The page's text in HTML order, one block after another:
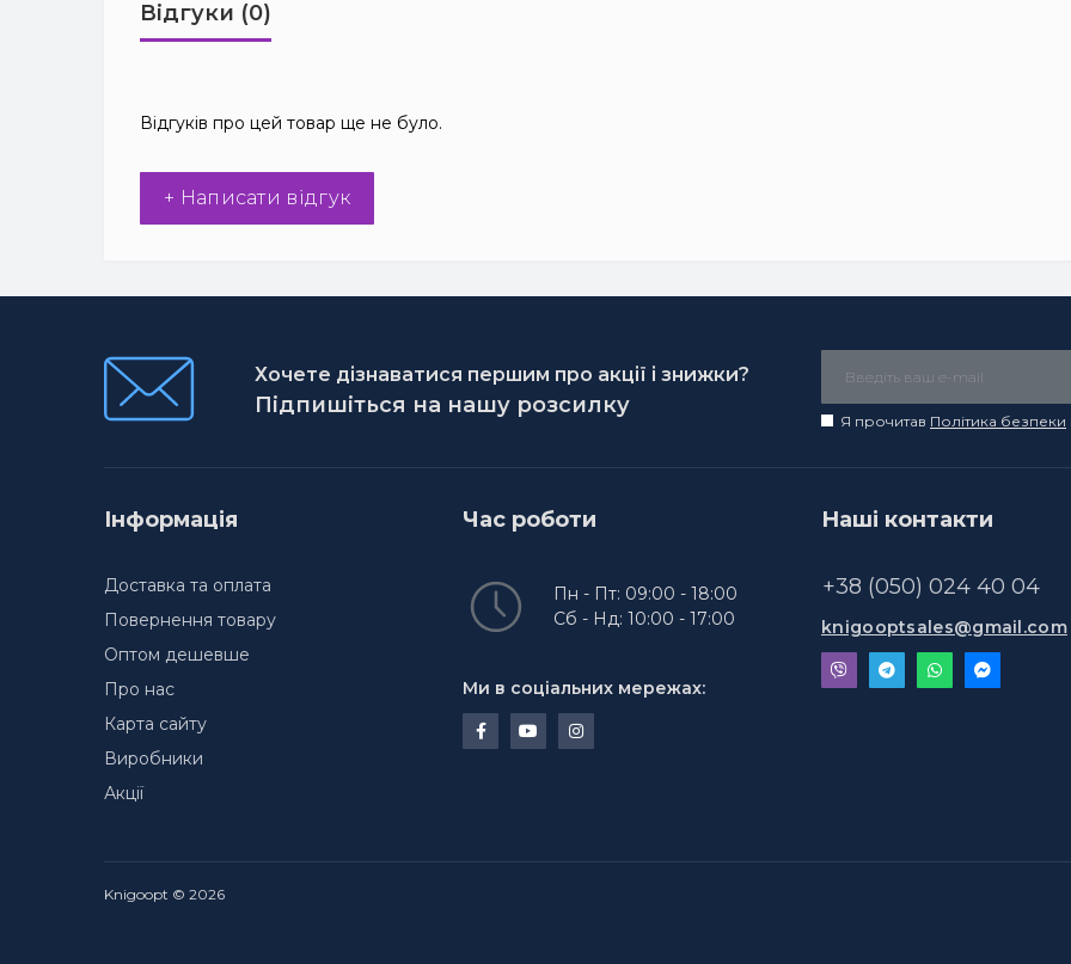
Відгуки (0)
Відгуків про цей товар ще не було.
+ Написати відгук
Хочете дізнаватися першим про акції і знижки?
Підпишіться на нашу розсилку
Я прочитав Політика безпеки
Інформація
Доставка та оплата
Повернення товару
Оптом дешевше
Про нас
Карта сайту
Виробники
Акції
Час роботи
Пн - Пт: 09:00 - 18:00
Сб - Нд: 10:00 - 17:00
Ми в соціальних мережах:
Наші контакти
+38 (050) 024 40 04
knigooptsales@gmail.com
Knigoopt © 2026